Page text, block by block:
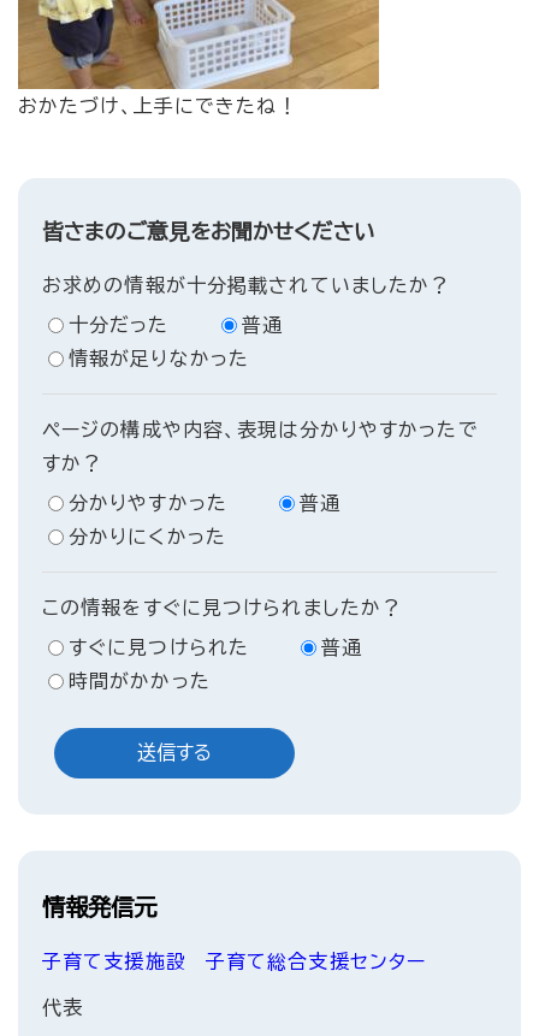
おかたづけ、上手にできたね！
皆さまのご意見をお聞かせください
お求めの情報が十分掲載されていましたか？
十分だった
普通
情報が足りなかった
ページの構成や内容、表現は分かりやすかったで
すか？
分かりやすかった
普通
分かりにくかった
この情報をすぐに見つけられましたか？
すぐに見つけられた
普通
時間がかかった
情報発信元
子育て支援施設 子育て総合支援センター
代表